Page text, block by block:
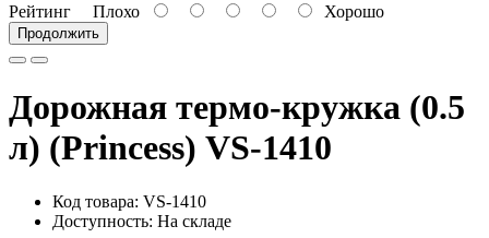
Рейтинг Плохо Хорошо
Продолжить
Дорожная термо-кружка (0.5
л) (Princess) VS-1410
Код товара: VS-1410
Доступность: На складе